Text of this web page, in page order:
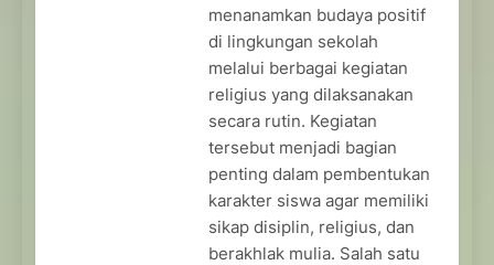
menanamkan budaya positif
di lingkungan sekolah
melalui berbagai kegiatan
religius yang dilaksanakan
secara rutin. Kegiatan
tersebut menjadi bagian
penting dalam pembentukan
karakter siswa agar memiliki
sikap disiplin, religius, dan
berakhlak mulia. Salah satu